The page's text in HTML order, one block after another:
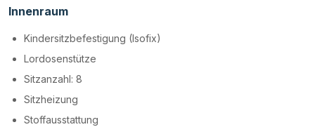
Innenraum
Kindersitzbefestigung (Isofix)
Lordosenstütze
Sitzanzahl: 8
Sitzheizung
Stoffausstattung